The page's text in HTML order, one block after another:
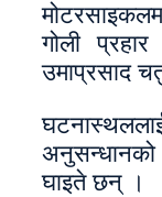
गोली
उमाप्रसाद
घाइते छन् ।